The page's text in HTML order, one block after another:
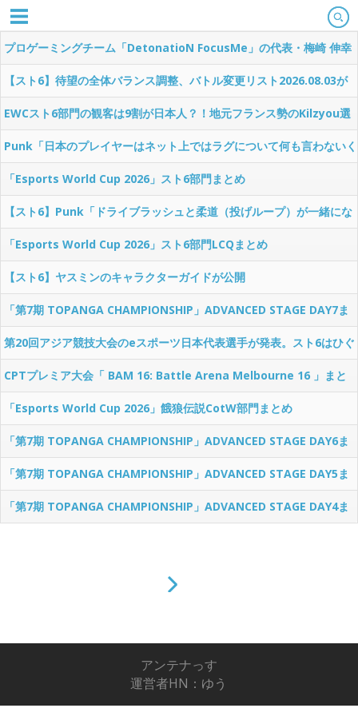
プロゲーミングチーム「DetonatioN FocusMe」の代表・梅崎 伸幸
氏が逝去
【スト6】待望の全体バランス調整、バトル変更リスト2026.08.03が
公開
EWCスト6部門の観客は9割が日本人？！地元フランス勢のKilzyou選
手「格ゲーは地元開催ですらアウェイとかエグいわ」
Punk「日本のプレイヤーはネット上ではラグについて何も言わないく
せに、リアルでは他のプレイヤーにラグいと愚痴ってる。カプコンが
気にかけているのは日本のプレイヤーだけ。」
「Esports World Cup 2026」スト6部門まとめ
【スト6】Punk「ドライブラッシュと柔道（投げループ）が一緒にな
るとゲームがめちゃくちゃになる。どっちか1つは取り除かないと。
10年もこれが続くなんて怖いよ。」
「Esports World Cup 2026」スト6部門LCQまとめ
【スト6】ヤスミンのキャラクターガイドが公開
「第7期 TOPANGA CHAMPIONSHIP」ADVANCED STAGE DAY7ま
とめ
第20回アジア競技大会のeスポーツ日本代表選手が発表。スト6はひぐ
ち選手、鉄拳8はノビ選手、KOF15はスコア選手が選出
CPTプレミア大会「 BAM 16: Battle Arena Melbourne 16 」まと
め
「Esports World Cup 2026」餓狼伝説CotW部門まとめ
「第7期 TOPANGA CHAMPIONSHIP」ADVANCED STAGE DAY6ま
とめ
「第7期 TOPANGA CHAMPIONSHIP」ADVANCED STAGE DAY5ま
とめ
「第7期 TOPANGA CHAMPIONSHIP」ADVANCED STAGE DAY4ま
アンテナっす
運営者HN：ゆう